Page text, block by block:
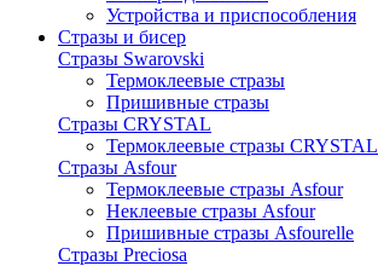
Устройства и приспособления
Стразы и бисер
Стразы Swarovski
Термоклеевые стразы
Пришивные стразы
Стразы CRYSTAL
Термоклеевые стразы CRYSTAL
Стразы Asfour
Термоклеевые стразы Asfour
Неклеевые стразы Asfour
Пришивные стразы Asfourelle
Стразы Preciosa